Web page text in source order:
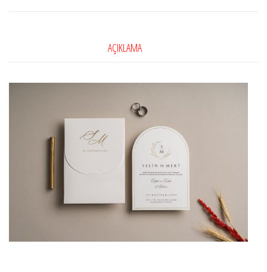
AÇIKLAMA